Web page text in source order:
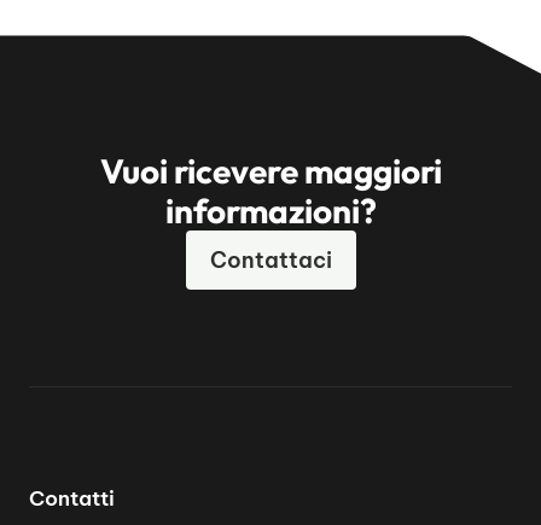
Vuoi ricevere maggiori
informazioni?
Contattaci
Contatti